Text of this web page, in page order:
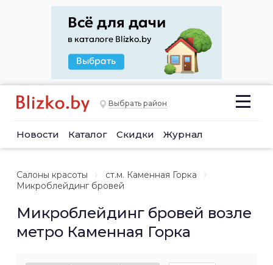
Выбрать район
Новости Каталог Скидки Журнал
Салоны красоты
ст.м. Каменная Горка
Микроблейдинг бровей
Микроблейдинг бровей возле
метро Каменная Горка